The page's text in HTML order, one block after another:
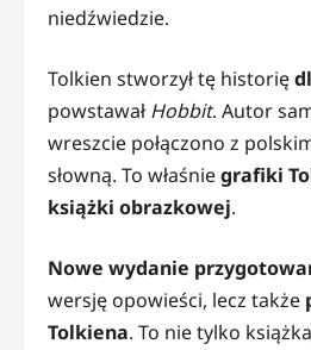
niedźwiedzie.
Tolkien stworzył tę historię
powstawał Hobbit. Autor
wreszcie połączono z
słowną. To właśniegrafiki
książki obrazkowej.
Nowe wydanie
wersję opowieści, lecz także
Tolkiena. To nie tylko